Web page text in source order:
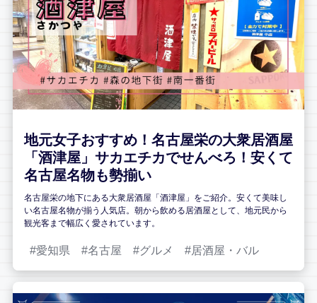
地元女子おすすめ！名古屋栄の大衆居酒屋
「酒津屋」サカエチカでせんべろ！安くて
名古屋名物も勢揃い
名古屋栄の地下にある大衆居酒屋「酒津屋」をご紹介。安くて美味し
い名古屋名物が揃う人気店。朝から飲める居酒屋として、地元民から
観光客まで幅広く愛されています。
愛知県 名古屋 グルメ 居酒屋・バル